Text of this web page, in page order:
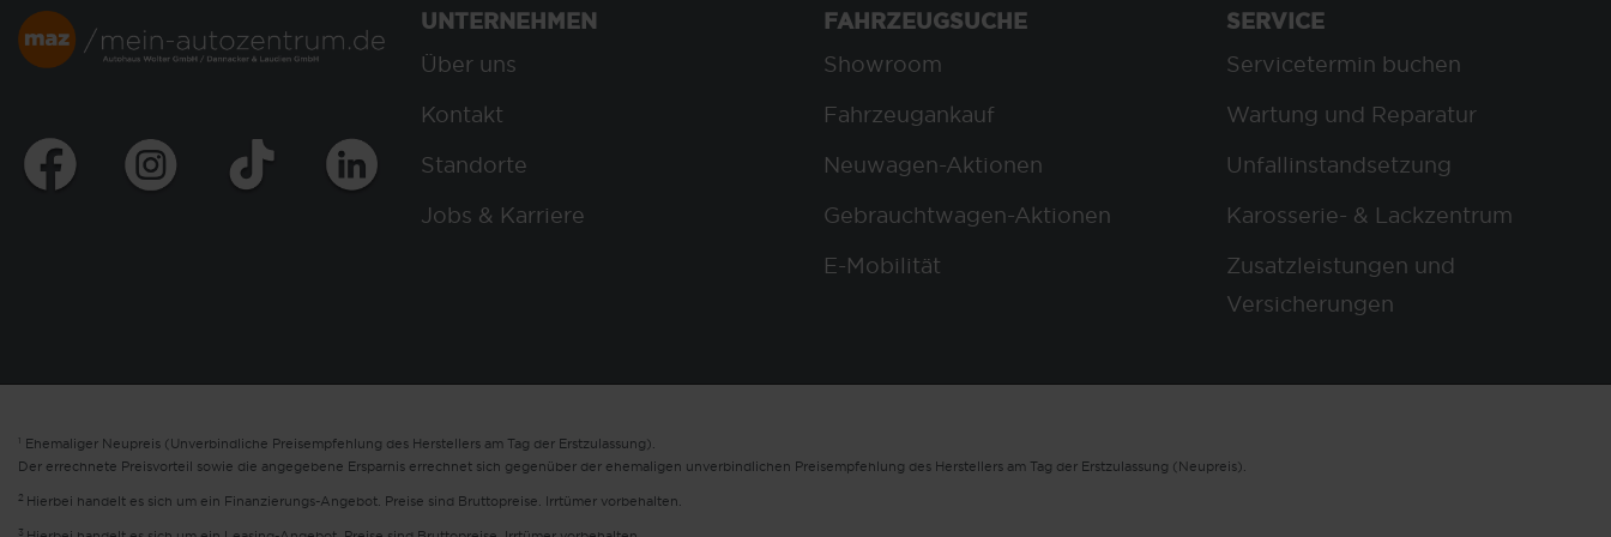
UNTERNEHMEN
Über uns
Kontakt
Standorte
Jobs & Karriere
FAHRZEUGSUCHE
Showroom
Fahrzeugankauf
Neuwagen-Aktionen
Gebrauchtwagen-Aktionen
E-Mobilität
SERVICE
Servicetermin buchen
Wartung und Reparatur
Unfallinstandsetzung
Karosserie- & Lackzentrum
Zusatzleistungen und
Versicherungen
1 Ehemaliger Neupreis (Unverbindliche Preisempfehlung des Herstellers am Tag der Erstzulassung).
Der errechnete Preisvorteil sowie die angegebene Ersparnis errechnet sich gegenüber der ehemaligen unverbindlichen Preisempfehlung des Herstellers am Tag der Erstzulassung (Neupreis).
2 Hierbei handelt es sich um ein Finanzierungs-Angebot. Preise sind Bruttopreise. Irrtümer vorbehalten.
3